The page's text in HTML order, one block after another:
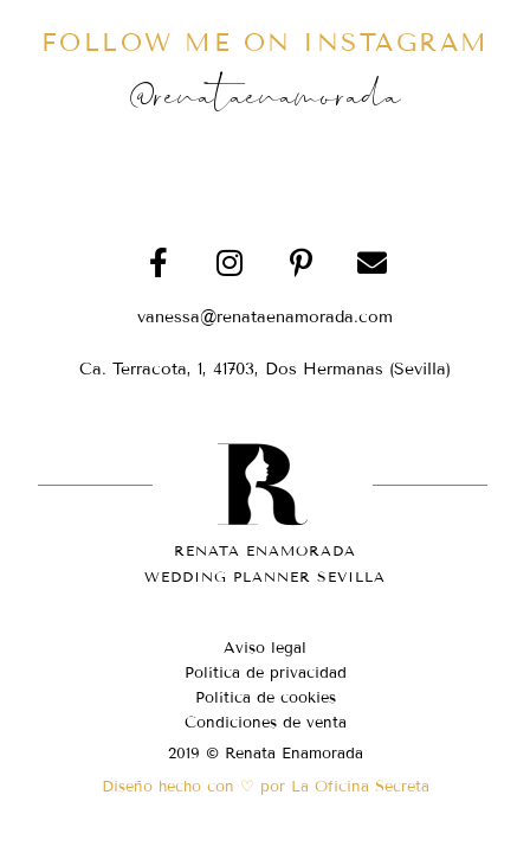
FOLLOW ME ON INSTAGRAM
@renataenamorada
vanessa@renataenamorada.com
Ca. Terracota, 1, 41703, Dos Hermanas (Sevilla)
RENATA ENAMORADA
WEDDING PLANNER SEVILLA
Aviso legal
Política de privacidad
Política de cookies
Condiciones de venta
2019 © Renata Enamorada
Diseño hecho con ♡ por La Oficina Secreta